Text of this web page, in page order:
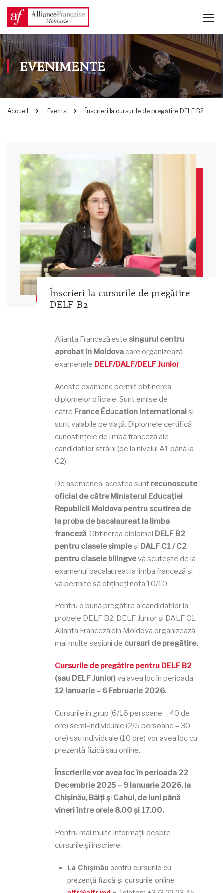
EVENIMENTE
Accueil Events Înscrieri la cursurile de pregătire DELF B2
Înscrieri la cursurile de pregătire
DELF B2
Alianța Franceză este singurul centru
aprobat în Moldovacare organizează
examenele DELF/DALF/DELF Junior.
Aceste examene permit obținerea
diplomelor oficiale. Sunt emise de
către France Éducation International și
sunt valabile pe viață. Diplomele certifică
cunoștințele de limbă franceză ale
candidaților străini (de la nivelul A1 până la
C2).
De asemenea, acestea sunt recunoscute
oficial de către Ministerul Educației
Republicii Moldova pentru scutirea de
la proba de bacalaureat la limba
franceză. Obținerea diplomei DELF B2
pentru clasele simpleși DALF C1 / C2
pentru clasele bilingvevă scutește de la
examenul bacalaureat la limba franceză și
vă permite să obțineți nota 10/10.
Pentru o bună pregătire a candidaților la
probele DELF B2, DELF Junior și DALF C1,
Alianța Franceză din Moldova organizează
mai multe sesiuni de cursuri de pregătire.
Cursurile de pregătire pentru DELF B2
(sau DELF Junior)va avea loc în perioada
12 Ianuarie – 6 Februarie 2026.
Cursurile în grup (6/16 persoane – 40 de
ore),semi-individuale (2/5 persoane – 30
ore) sau individuale (10 ore) vor avea loc cu
prezență fizică sau online.
Înscrierile vor avea loc în perioada 22
Decembrie 2025 – 9 Ianuarie 2026, la
Chișinău, Bălți şi Cahul, de luni până
vineri între orele 8.00 și 17.00.
Pentru mai multe informații despre
cursurile și înscriere:
La Chișinău pentru cursurile cu
prezență fizică și cursurile online: